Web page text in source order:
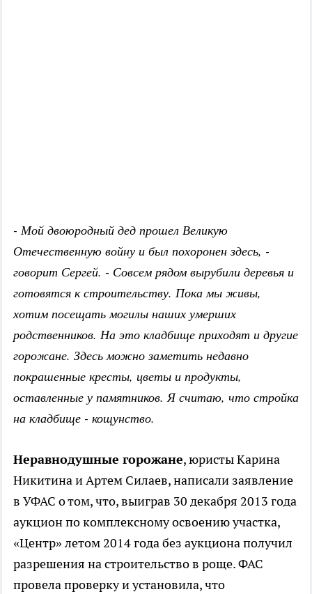
- Мой двоюродный дед прошел Великую
Отечественную войну и был похоронен здесь, -
говорит Сергей. - Совсем рядом вырубили деревья и
готовятся к строительству. Пока мы живы,
хотим посещать могилы наших умерших
родственников. На это кладбище приходят и другие
горожане. Здесь можно заметить недавно
покрашенные кресты, цветы и продукты,
оставленные у памятников. Я считаю, что стройка
на кладбище - кощунство.
Неравнодушные горожане, юристы Карина
Никитина и Артем Силаев, написали заявление
в УФАС о том, что, выиграв 30 декабря 2013 года
аукцион по комплексному освоению участка,
«Центр» летом 2014 года без аукциона получил
разрешения на строительство в роще. ФАС
провела проверку и установила, что